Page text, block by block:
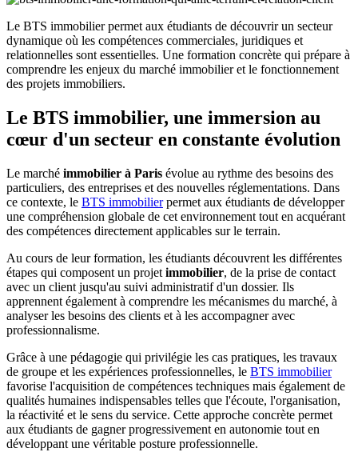
Le BTS immobilier permet aux étudiants de découvrir un secteur
dynamique où les compétences commerciales, juridiques et
relationnelles sont essentielles. Une formation concrète qui prépare à
comprendre les enjeux du marché immobilier et le fonctionnement
des projets immobiliers.
Le BTS immobilier, une immersion au
cœur d'un secteur en constante évolution
Le marché immobilier à Paris évolue au rythme des besoins des
particuliers, des entreprises et des nouvelles réglementations. Dans
ce contexte, le BTS immobilierpermet aux étudiants de développer
une compréhension globale de cet environnement tout en acquérant
des compétences directement applicables sur le terrain.
Au cours de leur formation, les étudiants découvrent les différentes
étapes qui composent un projet immobilier, de la prise de contact
avec un client jusqu'au suivi administratif d'un dossier. Ils
apprennent également à comprendre les mécanismes du marché, à
analyser les besoins des clients et à les accompagner avec
professionnalisme.
Grâce à une pédagogie qui privilégie les cas pratiques, les travaux
de groupe et les expériences professionnelles, le BTS immobilier
favorise l'acquisition de compétences techniques mais également de
qualités humaines indispensables telles que l'écoute, l'organisation,
la réactivité et le sens du service. Cette approche concrète permet
aux étudiants de gagner progressivement en autonomie tout en
développant une véritable posture professionnelle.